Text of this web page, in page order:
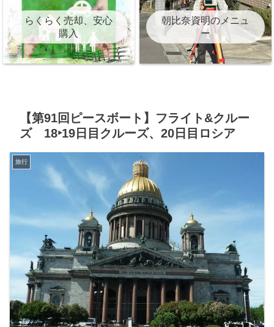
らくらく売却、安心
購入
朝比奈資明のメニュ
ー
【第91回ピースボート】フライト&クルー
ズ 18‣19日目クルーズ、20日目ロシア
旅行